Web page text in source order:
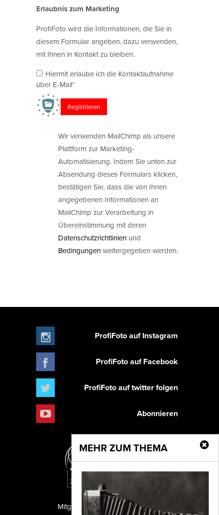
Erlaubnis zum Marketing
ProfiFoto wird die Informationen, die Sie in
diesem Formular angeben, dazu verwenden,
mit Ihnen in Kontakt zu bleiben.
Hiermit erlaube ich die Kontaktaufnahme
über E-Mail*
Wir verwenden MailChimp als unsere
Plattform zur Marketing-
Automatisierung. Indem Sie unten zur
Absendung dieses Formulars klicken,
bestätigen Sie, dass die von Ihnen
angegebenen Informationen an
MailChimp zur Verarbeitung in
Übereinstimmung mit deren
Datenschutzrichtlinien und
Bedingungenweitergegeben werden.
MEHR ZUM THEMA
ProfiFoto auf Instagram
ProfiFoto auf Facebook
ProfiFoto auf twitter folgen
Abonnieren
PF Publishing GmbH
Mitglied der TIPA